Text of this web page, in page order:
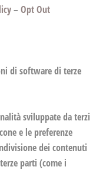
– Opt Out
di software di terze
sviluppate da terzi
e le preferenze
dei contenuti
parti (come i